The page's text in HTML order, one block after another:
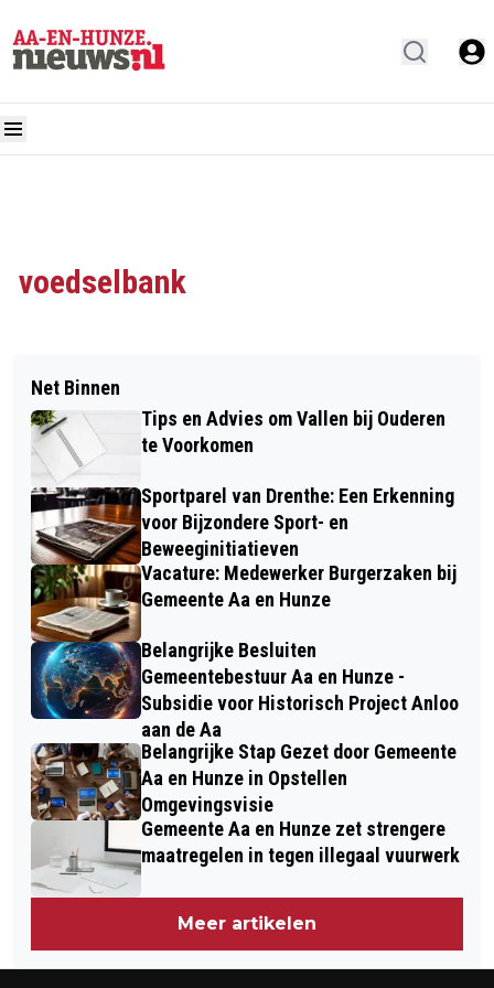
voedselbank
Net Binnen
Tips en Advies om Vallen bij Ouderen
te Voorkomen
Sportparel van Drenthe: Een Erkenning
voor Bijzondere Sport- en
Beweeginitiatieven
Vacature: Medewerker Burgerzaken bij
Gemeente Aa en Hunze
Belangrijke Besluiten
Gemeentebestuur Aa en Hunze -
Subsidie voor Historisch Project Anloo
aan de Aa
Belangrijke Stap Gezet door Gemeente
Aa en Hunze in Opstellen
Omgevingsvisie
Gemeente Aa en Hunze zet strengere
maatregelen in tegen illegaal vuurwerk
Meer artikelen